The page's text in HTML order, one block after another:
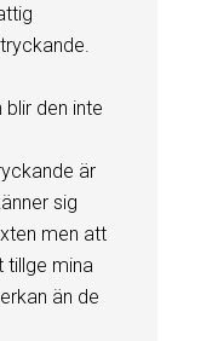
den inte
är
sig
men att
tillge mina
än de